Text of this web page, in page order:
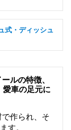
式・ディッシュ
ルの特徴、
愛車の足元に
作られ、そ
す。